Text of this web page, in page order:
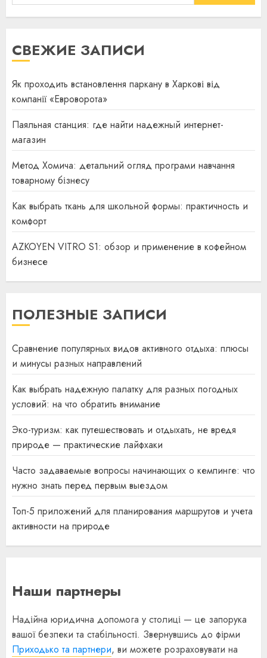
СВЕЖИЕ ЗАПИСИ
Як проходить встановлення паркану в Харкові від
компанії «Евроворота»
Паяльная станция: где найти надежный интернет-
магазин
Метод Хомича: детальний огляд програми навчання
товарному бізнесу
Как выбрать ткань для школьной формы: практичность и
комфорт
AZKOYEN VITRO S1: обзор и применение в кофейном
бизнесе
ПОЛЕЗНЫЕ ЗАПИСИ
Сравнение популярных видов активного отдыха: плюсы
и минусы разных направлений
Как выбрать надежную палатку для разных погодных
условий: на что обратить внимание
Эко-туризм: как путешествовать и отдыхать, не вредя
природе — практические лайфхаки
Часто задаваемые вопросы начинающих о кемпинге: что
нужно знать перед первым выездом
Топ-5 приложений для планирования маршрутов и учета
активности на природе
Наши партнеры
Надійна юридична допомога у столиці — це запорука
вашої безпеки та стабільності. Звернувшись до фірми
Приходько та партнери, ви можете розраховувати на